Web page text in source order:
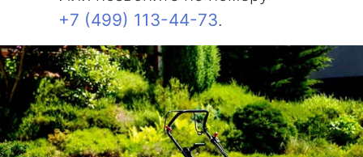
+7 (499) 113-44-73.